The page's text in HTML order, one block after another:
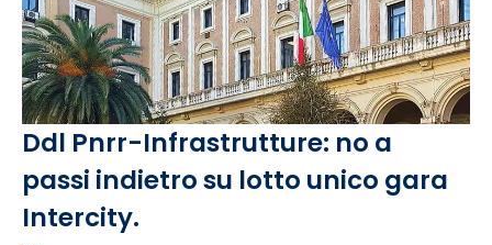
Ddl Pnrr-Infrastrutture: no a
passi indietro su lotto unico gara
Intercity.